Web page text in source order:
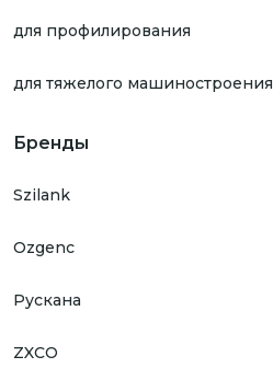
для профилирования
для тяжелого машиностроения
Бренды
Szilank
Ozgenc
Рускана
ZXCO